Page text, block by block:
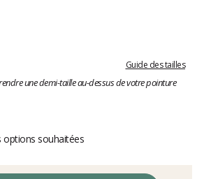
Guide des tailles
une demi-taille au-dessus de votre pointure
options souhaitées